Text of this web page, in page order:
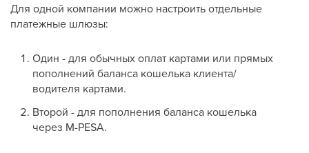
Для одной компании можно настроить отдельные
платежные шлюзы:
Один - для обычных оплат картами или прямых
пополнений баланса кошелька клиента/
водителя картами.
Второй - для пополнения баланса кошелька
через M-PESA.